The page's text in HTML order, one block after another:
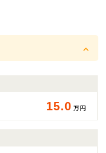
15.0 万円